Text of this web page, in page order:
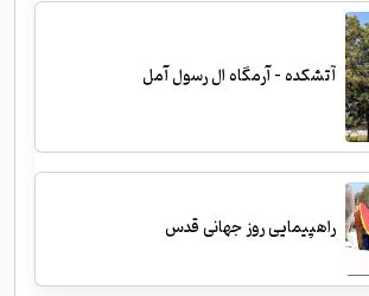
آتشکده - آرمگاه ال رسول آمل
راهپیمایی روز جهانی قدس